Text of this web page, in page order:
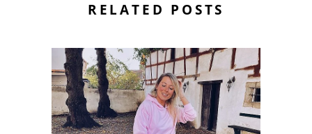
RELATED POSTS